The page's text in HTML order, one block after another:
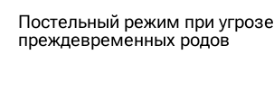
Постельный режим при угрозе
преждевременных родов